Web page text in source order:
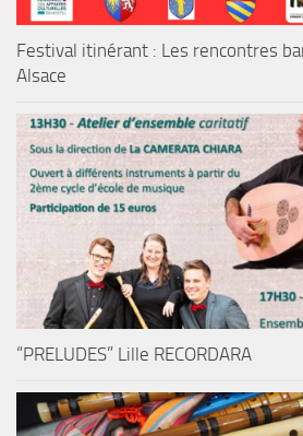
Festival itinérant : Les rencontres
Alsace
“PRELUDES” Lille RECORDARA